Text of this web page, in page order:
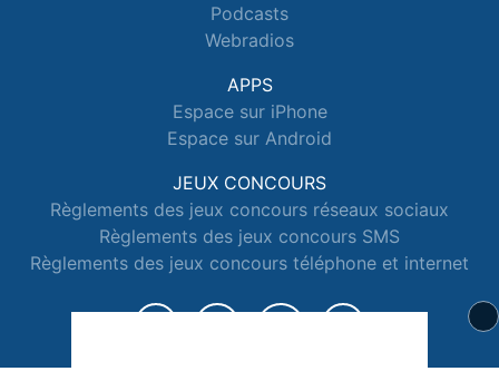
Podcasts
Webradios
APPS
Espace sur iPhone
Espace sur Android
JEUX CONCOURS
Règlements des jeux concours réseaux sociaux
Règlements des jeux concours SMS
Règlements des jeux concours téléphone et internet